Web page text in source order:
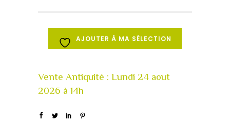
AJOUTER À MA SÉLECTION